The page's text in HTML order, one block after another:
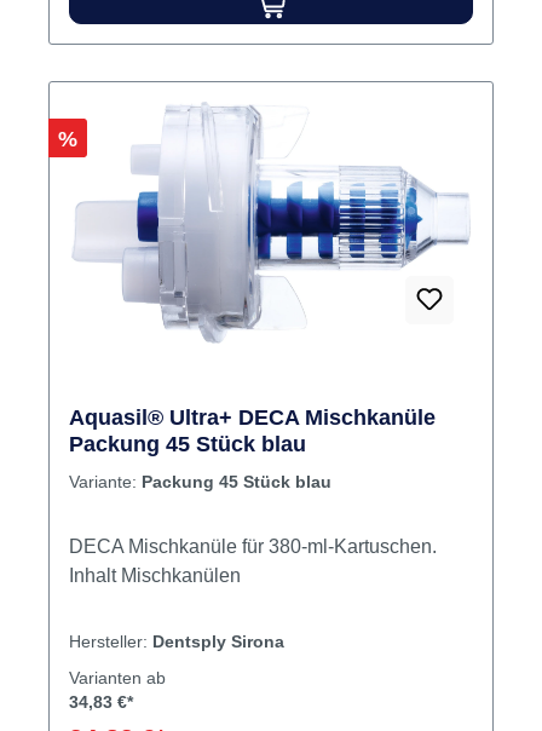
Rabatt
%
Aquasil® Ultra+ DECA Mischkanüle
Packung 45 Stück blau
Variante: Packung 45 Stück blau
DECA Mischkanüle für 380-ml-Kartuschen.
Inhalt Mischkanülen
Hersteller: Dentsply Sirona
Varianten ab
34,83 €*